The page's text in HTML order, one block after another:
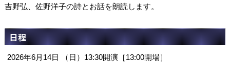
吉野弘、佐野洋子の詩とお話を朗読します。
日程
2026年6月14日 （日）13:30開演［13:00開場］